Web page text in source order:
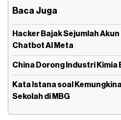
Baca Juga
Hacker Bajak Sejumlah
Chatbot AI Meta
China Dorong Industri Kimia
Kata Istana soal
Sekolah di MBG